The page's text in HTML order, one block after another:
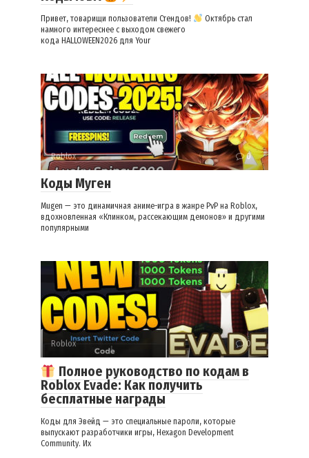
Привет, товарищи пользователи Стендов!
Октябрь стал
намного интереснее с выходом свежего
кода HALLOWEEN2026 для Your
Roblox 0
Коды Муген
Mugen — это динамичная аниме-игра в жанре PvP на Roblox,
вдохновленная «Клинком, рассекающим демонов» и другими
популярными
Roblox 0
Полное руководство по кодам в
Roblox Evade: Как получить
бесплатные награды
Коды для Эвейд — это специальные пароли, которые
выпускают разработчики игры, Hexagon Development
Community. Их